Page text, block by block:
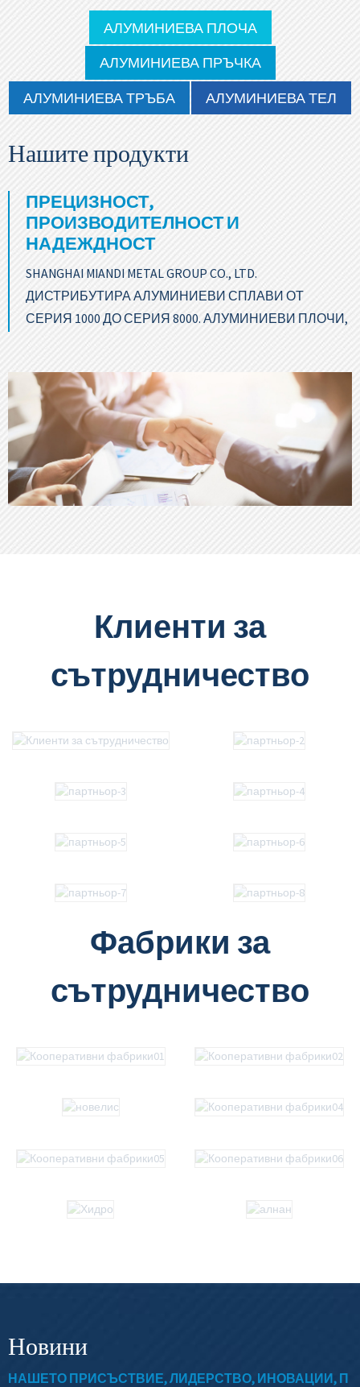
АЛУМИНИЕВА ПЛОЧА
АЛУМИНИЕВА ПРЪЧКА
АЛУМИНИЕВА ТРЪБА
АЛУМИНИЕВА ТЕЛ
Нашите продукти
ПРЕЦИЗНОСТ,
ПРОИЗВОДИТЕЛНОСТ И
НАДЕЖДНОСТ
SHANGHAI MIANDI METAL GROUP CO., LTD.
ДИСТРИБУТИРА АЛУМИНИЕВИ СПЛАВИ ОТ
СЕРИЯ 1000 ДО СЕРИЯ 8000. АЛУМИНИЕВИ ПЛОЧИ,
АЛУМИНИЕВИ ПРЪТИ, АЛУМИНИЕВИ ТРЪБИ,
ДР. СВЪРЖЕТЕ СЕ СЪС СПЕЦИАЛИСТ
Клиенти за
сътрудничество
Фабрики за
сътрудничество
Новини
НАШЕТО ПРИСЪСТВИЕ, ЛИДЕРСТВО, ИНОВАЦИИ, П